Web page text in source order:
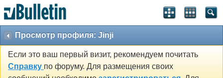
Просмотр профиля: Jinji
Если это ваш первый визит, рекомендуем почитать
Справку по форуму. Для размещения своих